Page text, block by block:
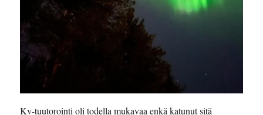
Kv-tuutorointi oli todella mukavaa enkä katunut sitä